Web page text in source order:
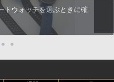
トウォッチを選ぶときに確
● ●